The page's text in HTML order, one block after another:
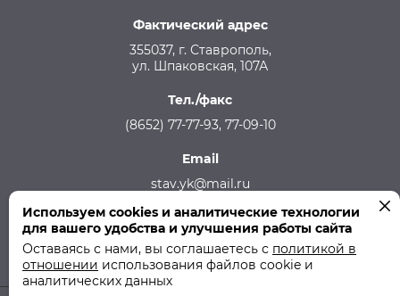
Фактический адрес
355037, г. Ставрополь,
ул. Шпаковская, 107А
Тел./факс
(8652) 77-77-93, 77-09-10
Email
stav.yk@mail.ru
Телефон аварийной службы
215-957, 8-928-301-92-08 (круглосуточно)
Используем cookies и аналитические технологии
для вашего удобства и улучшения работы сайта
Оставаясь с нами, вы соглашаетесь с политикой в
отношении использования файлов cookie и
аналитических данных